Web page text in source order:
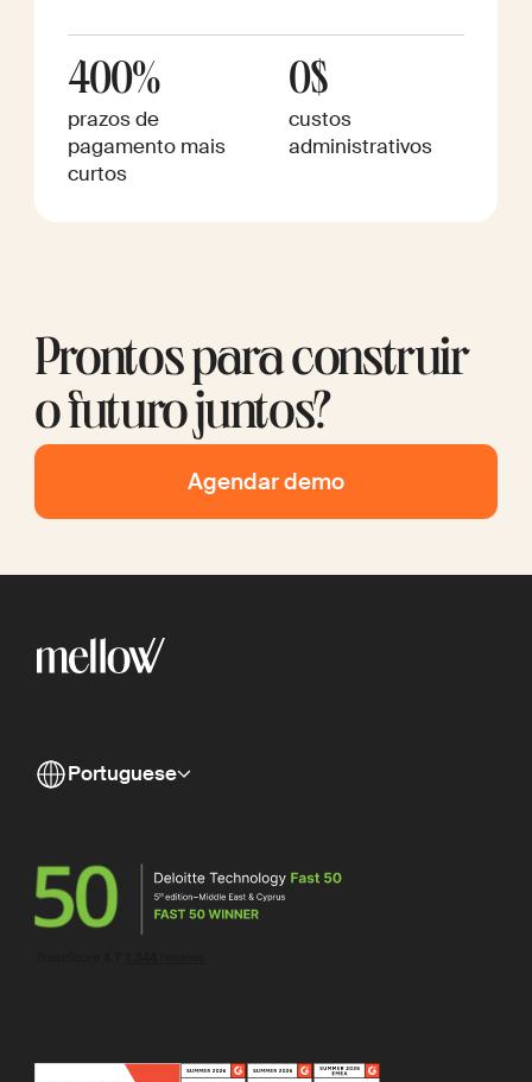
400%
prazos de
pagamento mais
curtos
0$
custos
administrativos
Prontos para construir
o futuro juntos?
Agendar demo
Portuguese